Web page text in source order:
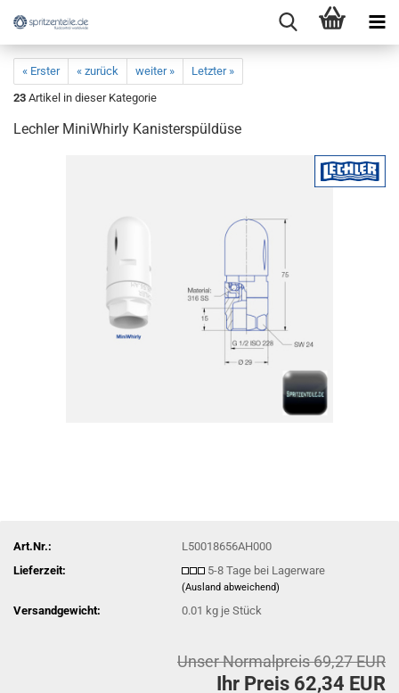
« Erster « zurück weiter »
Letzter »
23 Artikel in dieser Kategorie
Lechler MiniWhirly Kanisterspüldüse
Art.Nr.:
L50018656AH000
Lieferzeit:
5-8 Tage bei Lagerware
(Ausland abweichend)
Versandgewicht: 0.01 kg je Stück
Unser Normalpreis 69,27 EUR
Ihr Preis 62,34 EUR